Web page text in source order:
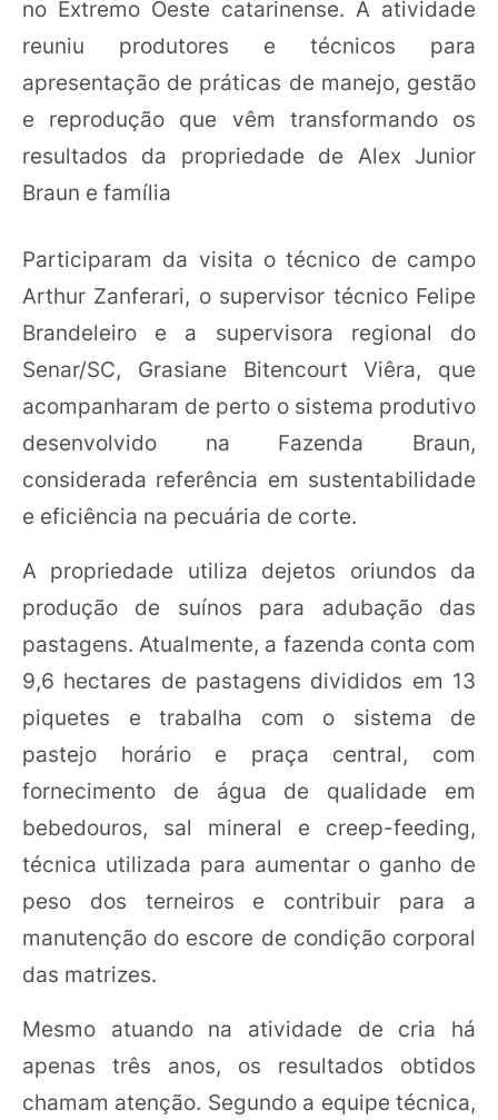
no Extremo Oeste catarinense. A atividade
reuniu produtores e técnicos para
apresentação de práticas de manejo, gestão
e reprodução que vêm transformando os
resultados da propriedade de Alex Junior
Braun e família
Participaram da visita o técnico de campo
Arthur Zanferari, o supervisor técnico Felipe
Brandeleiro e a supervisora regional do
Senar/SC, Grasiane Bitencourt Viêra, que
acompanharam de perto o sistema produtivo
desenvolvido na Fazenda Braun,
considerada referência em sustentabilidade
e eficiência na pecuária de corte.
A propriedade utiliza dejetos oriundos da
produção de suínos para adubação das
pastagens. Atualmente, a fazenda conta com
9,6 hectares de pastagens divididos em 13
piquetes e trabalha com o sistema de
pastejo horário e praça central, com
fornecimento de água de qualidade em
bebedouros, sal mineral e creep-feeding,
técnica utilizada para aumentar o ganho de
peso dos terneiros e contribuir para a
manutenção do escore de condição corporal
das matrizes.
Mesmo atuando na atividade de cria há
apenas três anos, os resultados obtidos
chamam atenção. Segundo a equipe técnica,